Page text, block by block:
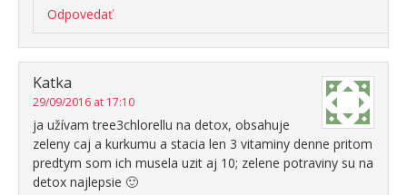
Odpovedať
Katka
29/09/2016 at 17:10
ja užívam tree3chlorellu na detox, obsahuje
zeleny caj a kurkumu a stacia len 3 vitaminy denne pritom
predtym som ich musela uzit aj 10; zelene potraviny su na
detox najlepsie 🙂